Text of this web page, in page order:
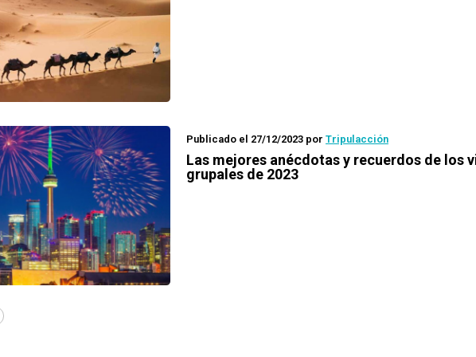
Publicado el 27/12/2023 por Tripulacción
Las mejores anécdotas y recuerdos de los
grupales de 2023